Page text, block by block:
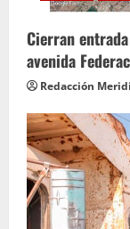
Cierran
avenida
Redacción